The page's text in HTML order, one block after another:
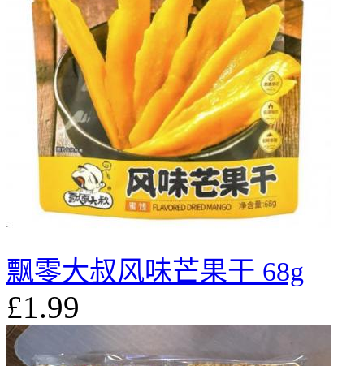
飘零大叔风味芒果干 68g
£1.99